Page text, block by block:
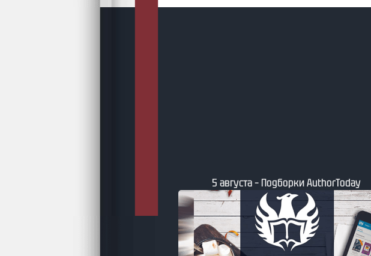
5 августа – Бумажные фантастические и
фэнтезийные книги по версии book24